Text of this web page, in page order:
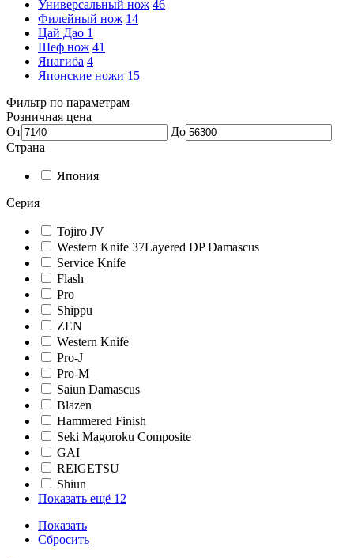
Универсальный нож 46
Филейный нож 14
Цай Дао 1
Шеф нож 41
Янагиба 4
Японские ножи 15
Фильтр по параметрам
Розничная цена
От
До
Страна
Япония
Серия
Tojiro JV
Western Knife 37Layered DP Damascus
Service Knife
Flash
Pro
Shippu
ZEN
Western Knife
Pro-J
Pro-M
Saiun Damascus
Blazen
Hammered Finish
Seki Magoroku Composite
GAI
REIGETSU
Shiun
Показать ещё 12
Показать
Сбросить